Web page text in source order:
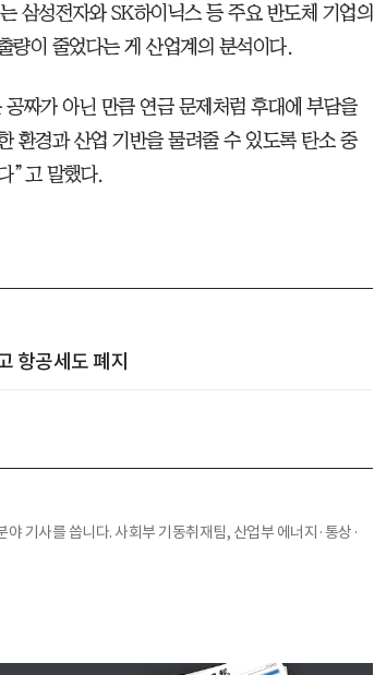
삼성전자와 SK하이닉스 등 주요 반도체 기업의
량이 줄었다는 게 산업계의 분석이다.
짜가 아닌 만큼 연금 문제처럼 후대에 부담을
환경과 산업 기반을 물려줄 수 있도록 탄소 중
”고 말했다.
항공세도 폐지
기사를 씁니다. 사회부 기동취재팀, 산업부 에너지·통상·